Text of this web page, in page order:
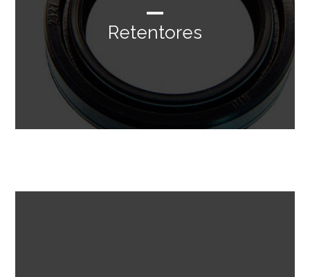
Retentores